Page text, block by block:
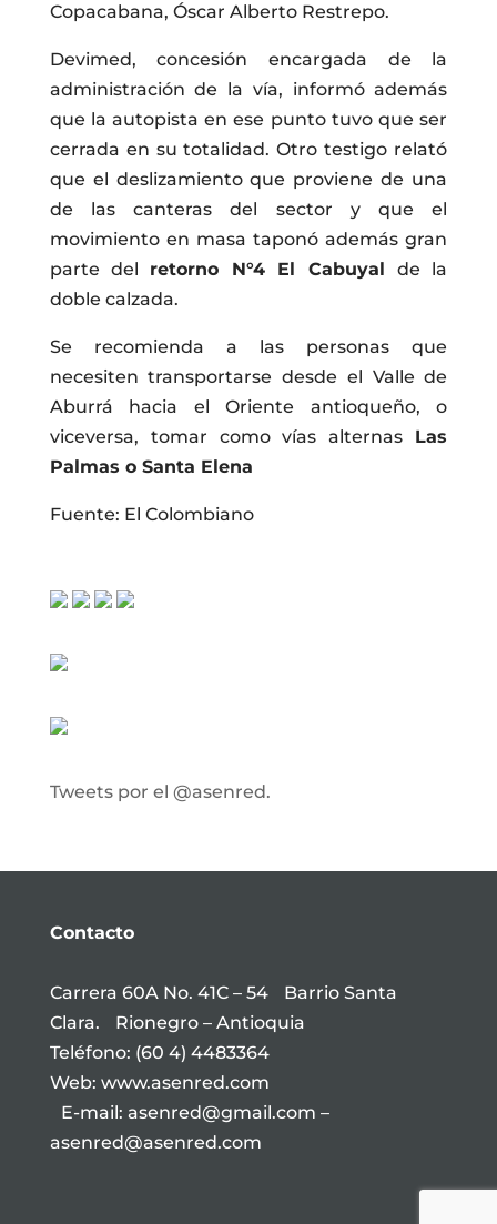
Copacabana, Óscar Alberto Restrepo.
Devimed, concesión encargada de la
administración de la vía, informó además
que la autopista en ese punto tuvo que ser
cerrada en su totalidad. Otro testigo relató
que el deslizamiento que proviene de una
de las canteras del sector y que el
movimiento en masa taponó además gran
parte del retorno N°4 El Cabuyal de la
doble calzada.
Se recomienda a las personas que
necesiten transportarse desde el Valle de
Aburrá hacia el Oriente antioqueño, o
viceversa, tomar como vías alternas Las
Palmas o Santa Elena
Fuente: El Colombiano
Tweets por el @asenred.
Contacto
Carrera 60A No. 41C – 54 Barrio Santa
Clara. Rionegro – Antioquia
Teléfono: (60 4) 4483364
Web: www.asenred.com
E-mail: asenred@gmail.com –
asenred@asenred.com